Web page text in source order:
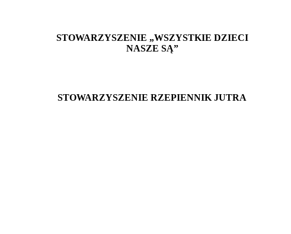
STOWARZYSZENIE „WSZYSTKIE DZIECI
NASZE SĄ”
STOWARZYSZENIE RZEPIENNIK JUTRA